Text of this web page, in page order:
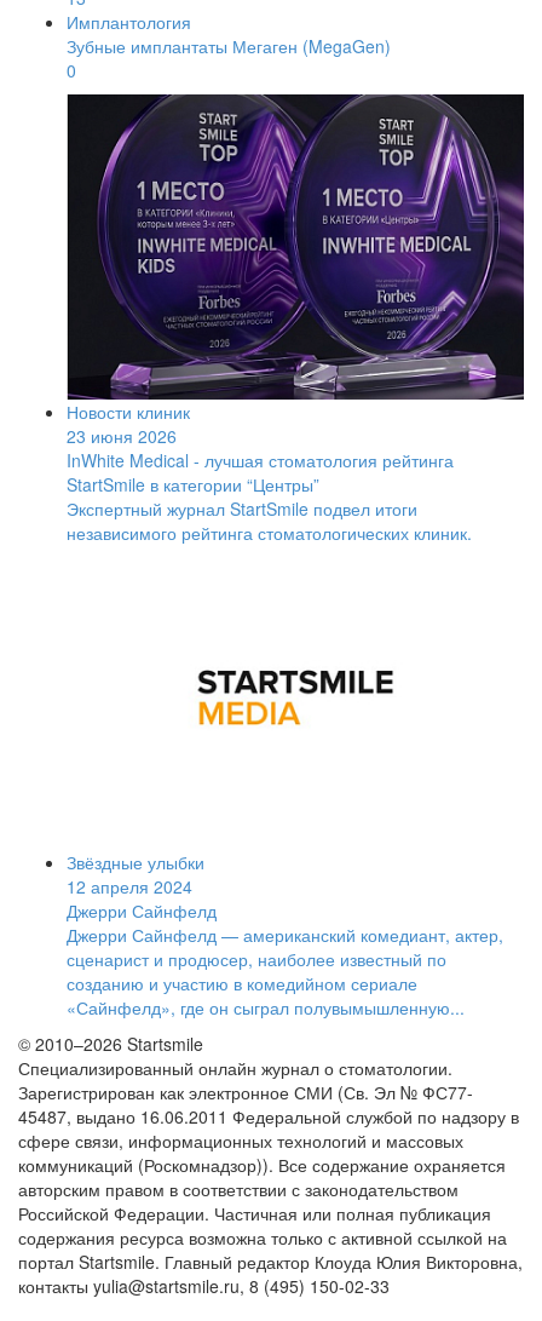
Имплантология
Зубные имплантаты Мегаген (MegaGen)
0
Новости клиник
23 июня 2026
InWhite Medical - лучшая стоматология рейтинга
StartSmile в категории “Центры”
Экспертный журнал StartSmile подвел итоги
независимого рейтинга стоматологических клиник.
Звёздные улыбки
12 апреля 2024
Джерри Сайнфелд
Джерри Сайнфелд — американский комедиант, актер,
сценарист и продюсер, наиболее известный по
созданию и участию в комедийном сериале
«Сайнфелд», где он сыграл полувымышленную...
© 2010–2026 Startsmile
Специализированный онлайн журнал о стоматологии.
Зарегистрирован как электронное СМИ (Св. Эл № ФС77-
45487, выдано 16.06.2011 Федеральной службой по надзору в
сфере связи, информационных технологий и массовых
коммуникаций (Роскомнадзор)). Все содержание охраняется
авторским правом в соответствии с законодательством
Российской Федерации. Частичная или полная публикация
содержания ресурса возможна только с активной ссылкой на
портал Startsmile. Главный редактор Клоуда Юлия Викторовна,
контакты yulia@startsmile.ru, 8 (495) 150-02-33